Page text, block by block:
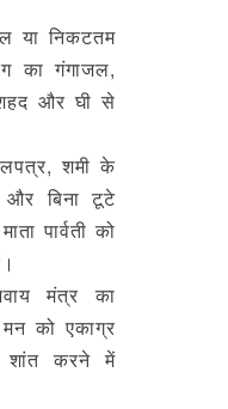
या निकटतम
का गंगाजल,
और घी से
शमी के
बिना टूटे
पार्वती को
मंत्र का
को एकाग्र
शांत करने में